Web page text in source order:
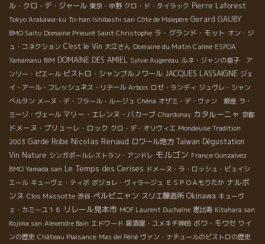
ル・クロ・デ・ジャール 東京・中野 クロ・ド・タイラック Pierre Laforest
Tokyo Arakawa-ku To-han Ishibashi san Côte de Malepère Gerard GAUBY
BMO Saito Domaine Prieuré Saint Christophe ラ・グランド・モット オン・ジ
ュ・コネクション C'est le Vin 大江さん Domaine du Matin Calme ESPOA
Yamamasu BIM DOMAINE DES AMIEL Sylvie Augereau ルネ・ジャンの息子 ア
ンリー・ピエール ビストロ・シャンブルノワール JACQUES LASSAIGNE ジェ
イ・アール・フレッシュネス・リテール Arbois ロゼ・ランディ ジュヴレ・シャン
べルタン メーヌ・デ・フラール・ルージュ Chéna オザミ・デ・ヴァン 銀座 ラ・
ミーゾ・ヴェール マリー・エレンヌ・バカーブ Chardonay カタルーニャ 京都
ドメーヌ・プリューレ・ロック クロ・デ・オリヴィエ Mondeuse Tradition
2003 Garde Robe Nicolas Renaud ロワール地方 Taiwan Dégustation
Vin Nature シンガポールレストラン・アンドレ モルゴン France Gonzalvez
BMO Yamada san Le Temps des Cerises ドメーヌ・ラ・ロッシュ・ビュイシ
エール キューヴェ・ティボ ボジョレ・ヴィラージュ ＥＳＰＯＡもりたか ナルボ
ンヌ Clos Massotte 渋谷 ペルピニャン スリエ醸造所 Okinawa キューヴ
ェ・カミーユ１６ リレール見本市 MOF Laurent Duchaîne 恵比寿 Kitahara san
Kojima san Alexendre Bain エドワード 居酒屋・ユメキチ神田 ボワ・モワセ ワイ
ンの歴史 Château Plaisance Mas del Périé ヴァン・ナチュールのビストロの歴史